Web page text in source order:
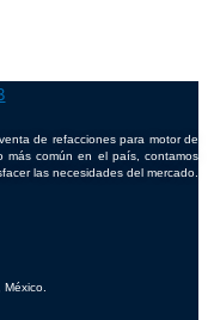
de refacciones para motor de
más común en el país, contamos
las necesidades del mercado.